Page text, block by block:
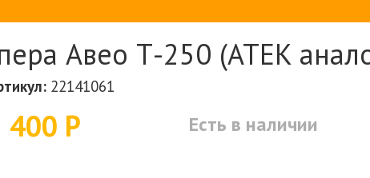
Авео Т-250 (ATEK
22141061
400 Р Есть в наличии